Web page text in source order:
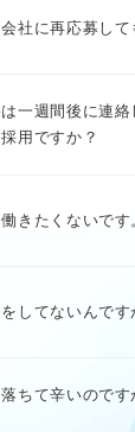
社に再応募して
一週間後に連絡
用ですか？
きたくないで
してないんです
ちて辛いので